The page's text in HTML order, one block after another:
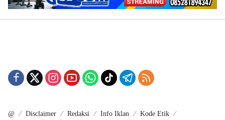
@ Disclaimer Redaksi Info Iklan Kode Etik